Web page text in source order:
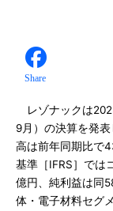
Share
レゾナックは
9月）の決算を発
高は前年同期比で
基準［IFRS］では
億円、純利益は同
体・電子材料セグ